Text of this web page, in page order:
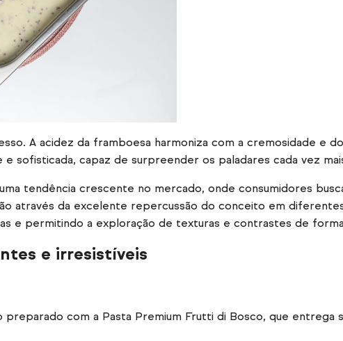
A acidez da framboesa harmoniza com a cremosidade e
sofisticada, capaz de surpreender os paladares cada vez
tendência crescente no mercado, onde consumidores
através da excelente repercussão do conceito em
e permitindo a exploração de texturas e contrastes de
e irresistíveis
com a Pasta Premium Frutti di Bosco, que entrega